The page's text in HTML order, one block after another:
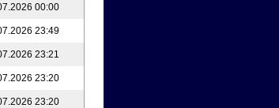
00:00
23:49
23:21
23:20
23:20